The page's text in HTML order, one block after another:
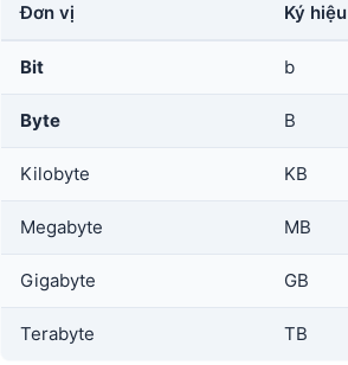
Đơn vị Ký hiệu
Bit b
Byte B
Kilobyte KB
Megabyte MB
Gigabyte GB
Terabyte TB